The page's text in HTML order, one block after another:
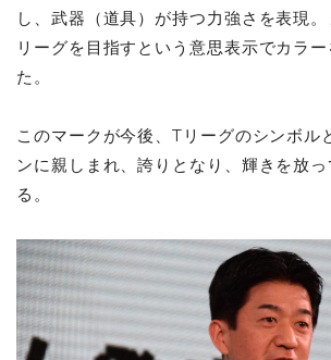
し、武器（道具）が持つ力強さを表現
リーグを目指すという意思表示でカラ
た。
このマークが今後、Tリーグのシンボル
ンに親しまれ、誇りとなり、輝きを放
る。